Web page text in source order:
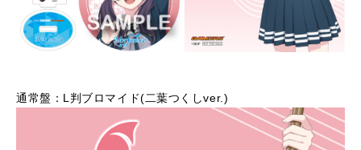
通常盤：L判ブロマイド(二葉つくしver.)